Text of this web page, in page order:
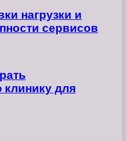
нагрузки и
сервисов
клинику для